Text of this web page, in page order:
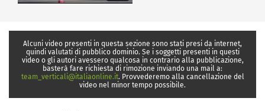
Alcuni video presenti in questa sezione sono stati presi da internet,
quindi valutati di pubblico dominio. Se i soggetti presenti in questi
video o gli autori avessero qualcosa in contrario alla pubblicazione,
basterà fare richiesta di rimozione inviando una mail a:
team_verticali@italiaonline.it. Provvederemo alla cancellazione del
video nel minor tempo possibile.